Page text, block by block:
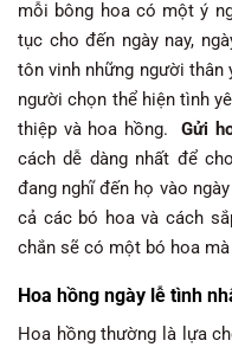
mỗi bông hoa có một ý
tục cho đến ngày nay,
tôn vinh những người thân
người chọn thể hiện tình
thiệp và hoa hồng.Gửi
cách dễ dàng nhất để
đang nghĩ đến họ vào
cả các bó hoa và cách
chắn sẽ có một bó hoa
Hoa hồng ngày lễ tình
Hoa hồng thường là lựa